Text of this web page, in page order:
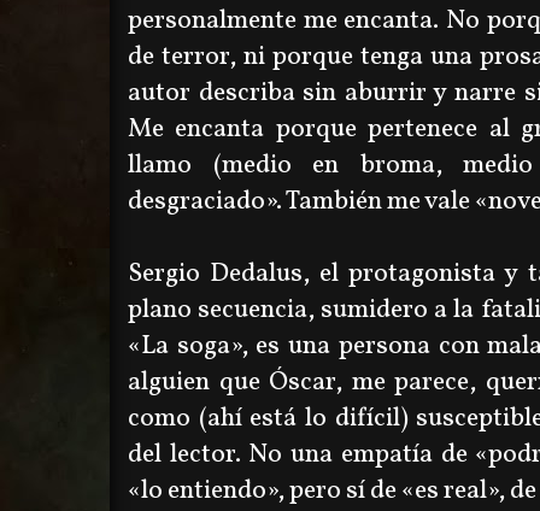
personalmente me encanta. No
de terror, ni porque tenga una
autor describa sin aburrir y narre
Me encanta porque pertenece al
llamo (medio en broma,
desgraciado». También me vale
Sergio Dedalus, el protagonista y
plano secuencia, sumidero a la
«La soga», es una persona con
alguien que Óscar, me parece,
como (ahí está lo difícil)
del lector. No una empatía de «
«lo entiendo», pero sí de«es real», de